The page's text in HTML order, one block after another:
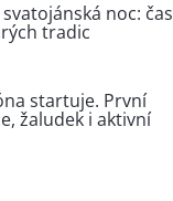
noc: čas
tradic
startuje. První
žaludek i aktivní